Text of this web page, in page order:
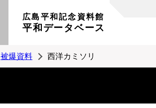
広島平和記念資料館
平和データベース
被爆資料 西洋カミソリ